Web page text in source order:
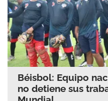
Béisbol: Equipo
no detiene sus